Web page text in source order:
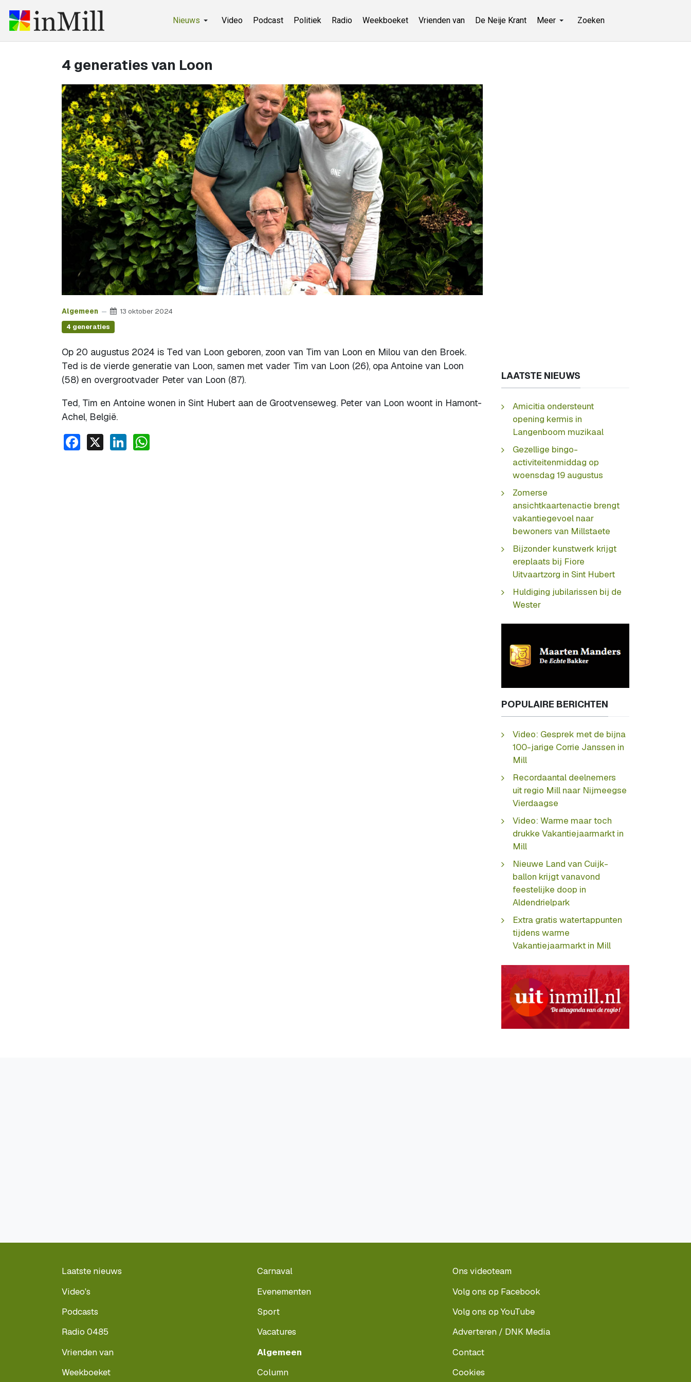
Nieuws Video Podcast Politiek Radio Weekboeket Vrienden van De Neije Krant Meer Zoeken
4 generaties van Loon
Algemeen 13 oktober 2024
4 generaties
Op 20 augustus 2024 is Ted van Loon geboren, zoon van Tim van Loon en Milou van den Broek.
Ted is de vierde generatie van Loon, samen met vader Tim van Loon (26), opa Antoine van Loon
(58) en overgrootvader Peter van Loon (87).
Ted, Tim en Antoine wonen in Sint Hubert aan de Grootvenseweg. Peter van Loon woont in Hamont-
Achel, België.
Facebook
X LinkedIn
LAATSTE NIEUWS
Amicitia ondersteunt
opening kermis in
Langenboom muzikaal
Gezellige bingo-
activiteitenmiddag op
woensdag 19 augustus
Zomerse
ansichtkaartenactie brengt
vakantiegevoel naar
bewoners van Millstaete
Bijzonder kunstwerk krijgt
ereplaats bij Fiore
Uitvaartzorg in Sint Hubert
Huldiging jubilarissen bij de
Wester
POPULAIRE BERICHTEN
Video: Gesprek met de bijna
100-jarige Corrie Janssen in
Mill
Recordaantal deelnemers
uit regio Mill naar Nijmeegse
Vierdaagse
Video: Warme maar toch
drukke Vakantiejaarmarkt in
Mill
Nieuwe Land van Cuijk-
ballon krijgt vanavond
feestelijke doop in
Aldendrielpark
Extra gratis watertappunten
tijdens warme
Vakantiejaarmarkt in Mill
Laatste nieuws
Video's
Podcasts
Radio 0485
Vrienden van
Weekboeket
Carnaval
Evenementen
Sport
Vacatures
Algemeen
Column
Ons videoteam
Volg ons op Facebook
Volg ons op YouTube
Adverteren / DNK Media
Contact
Cookies